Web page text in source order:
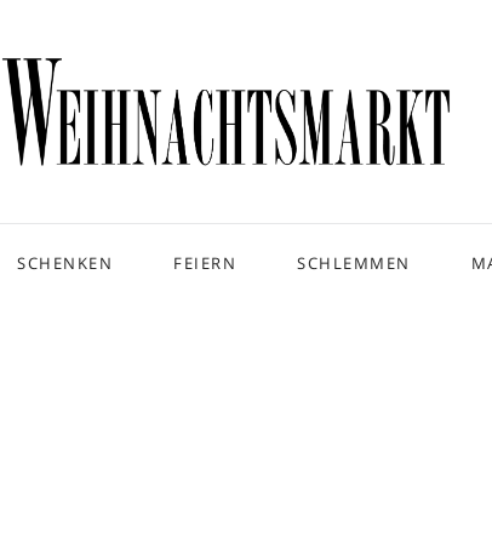
SCHENKEN FEIERN SCHLEMMEN